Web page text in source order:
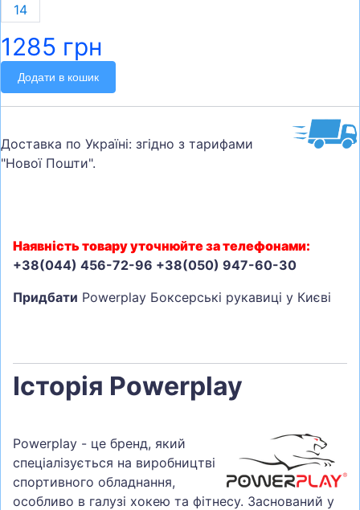
14
1285 грн
Додати в кошик
Доставка по Україні: згідно з тарифами
"Нової Пошти".
Наявність товару уточнюйте за телефонами:
+38(044) 456-72-96 +38(050) 947-60-30
Придбати Powerplay Боксерські рукавиці у Києві
Історія Powerplay
Powerplay - це бренд, який
спеціалізується на виробництві
спортивного обладнання,
особливо в галузі хокею та фітнесу. Заснований у